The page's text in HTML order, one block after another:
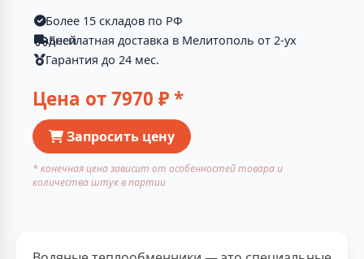
Более 15 складов по РФ
Бесплатная доставка в Мелитополь от 2-ух дней
Гарантия до 24 мес.
Цена от7970 ₽ *
Запросить цену
* конечная цена зависит от особенностей товара и
количества штук в партии